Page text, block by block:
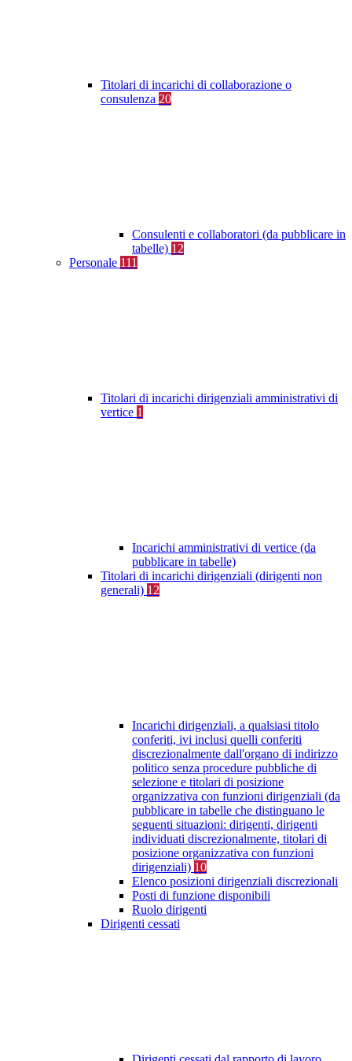
Titolari di incarichi di collaborazione o
consulenza 20
Consulenti e collaboratori (da pubblicare in
tabelle) 12
Personale 111
Titolari di incarichi dirigenziali amministrativi di
vertice 1
Incarichi amministrativi di vertice (da
pubblicare in tabelle)
Titolari di incarichi dirigenziali (dirigenti non
generali) 12
Incarichi dirigenziali, a qualsiasi titolo
conferiti, ivi inclusi quelli conferiti
discrezionalmente dall'organo di indirizzo
politico senza procedure pubbliche di
selezione e titolari di posizione
organizzativa con funzioni dirigenziali (da
pubblicare in tabelle che distinguano le
seguenti situazioni: dirigenti, dirigenti
individuati discrezionalmente, titolari di
posizione organizzativa con funzioni
dirigenziali) 10
Elenco posizioni dirigenziali discrezionali
Posti di funzione disponibili
Ruolo dirigenti
Dirigenti cessati